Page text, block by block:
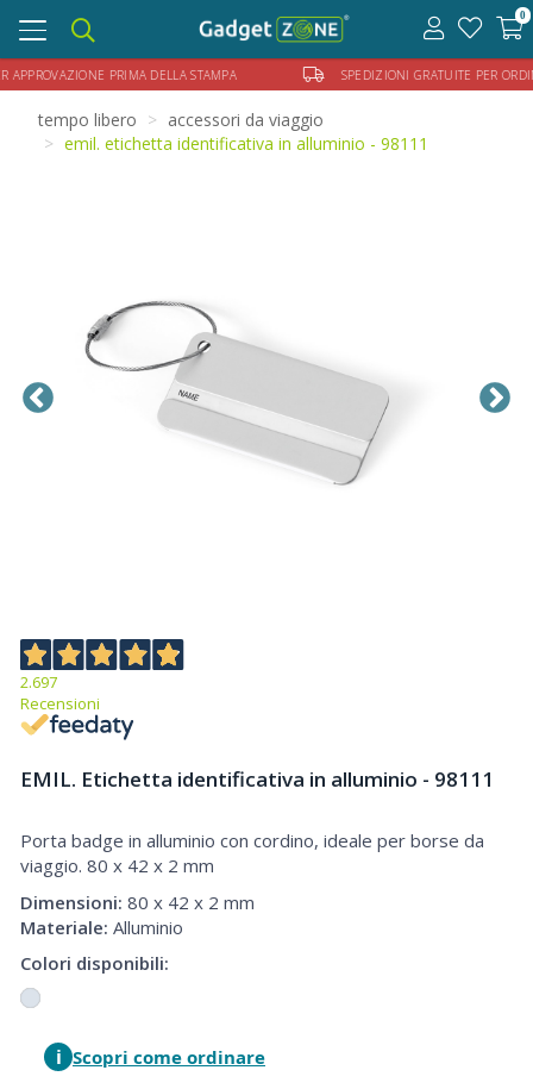
APPROVAZIONE PRIMA DELLA STAMPA SPEDIZIONI GRATUITE PER
Toggle
navigation
0
tempo libero
accessori da viaggio
emil. etichetta identificativa in alluminio - 98111
2.697
Recensioni
EMIL. Etichetta identificativa in alluminio - 98111
Porta badge in alluminio con cordino, ideale per borse da
viaggio. 80 x 42 x 2 mm
Dimensioni: 80 x 42 x 2 mm
Materiale: Alluminio
Colori disponibili:
i Scopri come ordinare